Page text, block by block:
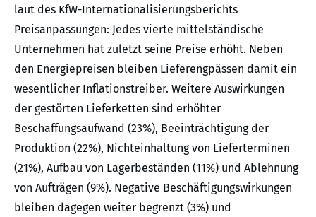
laut des KfW-Internationalisierungsberichts
Preisanpassungen: Jedes vierte mittelständische
Unternehmen hat zuletzt seine Preise erhöht. Neben
den Energiepreisen bleiben Lieferengpässen damit ein
wesentlicher Inflationstreiber. Weitere Auswirkungen
der gestörten Lieferketten sind erhöhter
Beschaffungsaufwand (23%), Beeinträchtigung der
Produktion (22%), Nichteinhaltung von Lieferterminen
(21%), Aufbau von Lagerbeständen (11%) und Ablehnung
von Aufträgen (9%). Negative Beschäftigungswirkungen
bleiben dagegen weiter begrenzt (3%) und